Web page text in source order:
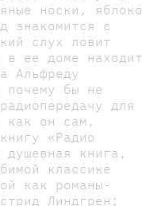
носки, яблоко
знакомится с
слух ловит
в ее доме находит
Альфреду
почему бы не
для
как он сам,
«Радио
книга,
классике
как романы-
Линдгрен;